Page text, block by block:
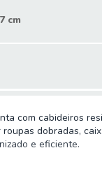
cm
com cabideiros
dobradas,
e eficiente.